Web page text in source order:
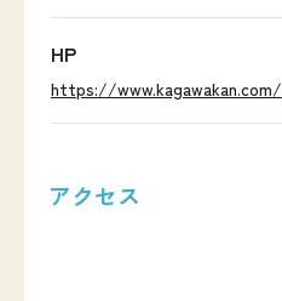
HP
https://www.kagawakan.com/
アクセス